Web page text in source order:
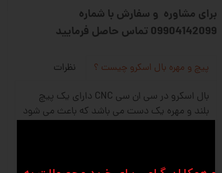
برای مشاوره و سفارش با شماره
09904142099 تماس حاصل فرمایید
پیچ و مهره بال اسکرو چیست ؟ نظرات
بال اسکرو در سی ان سی CNC دارای یک پیچ
بلند و مهره یک دست می باشد که باعث می شود